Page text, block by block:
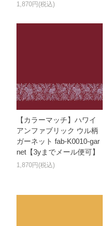
1,870円(税込)
【カラーマッチ】ハワイ
アンファブリック ウル柄
ガーネット fab-K0010-gar
net【3yまでメール便可】
1,870円(税込)